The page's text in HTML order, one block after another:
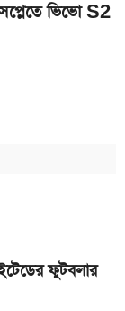
ভিভো S2
যা জানা গেল
আসবে
ফুটবলার